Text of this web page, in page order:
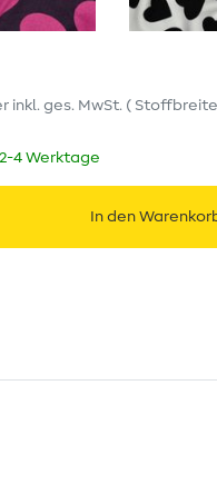
inkl. ges. MwSt. ( Stoffbreite
4 Werktage
In den